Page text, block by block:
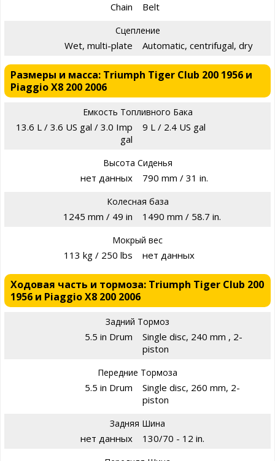
Chain Belt
Сцепление
Wet, multi-plate Automatic, centrifugal, dry
Размеры и масса: Triumph Tiger Club 200 1956 и
Piaggio X8 200 2006
Емкость Топливного Бака
13.6 L / 3.6 US gal / 3.0 Imp
gal
9 L / 2.4 US gal
Высота Сиденья
нет данных 790 mm / 31 in.
Колесная база
1245 mm / 49 in 1490 mm / 58.7 in.
Мокрый вес
113 kg / 250 lbs нет данных
Ходовая часть и тормоза: Triumph Tiger Club 200
1956 и Piaggio X8 200 2006
Задний Тормоз
5.5 in Drum
Single disc, 240 mm , 2-
piston
Передние Тормоза
5.5 in Drum
Single disc, 260 mm, 2-
piston
Задняя Шина
нет данных 130/70 - 12 in.